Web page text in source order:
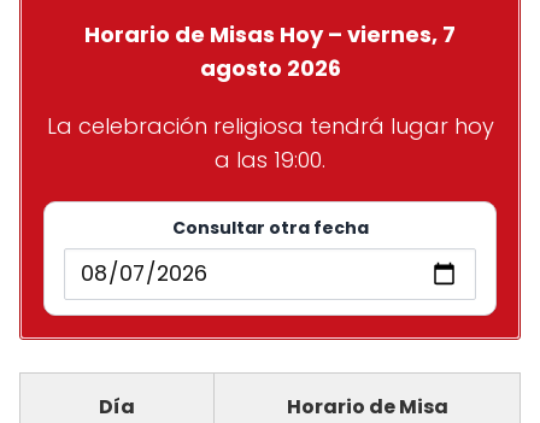
Horario de Misas Hoy – viernes, 7
agosto 2026
La celebración religiosa tendrá lugar hoy
a las 19:00.
Consultar otra fecha
Día Horario de Misa